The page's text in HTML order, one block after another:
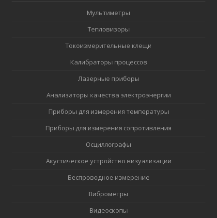
Мультиметры
Тепловизоры
Токоизмерительные клещи
Калибраторы процессов
Лазерные приборы
Анализаторы качества электроэнергии
Приборы для измерения температуры
Приборы для измерения сопротивления
Осциллографы
Акустическое устройство визуализации
Беспроводное измерение
Виброметры
Видеоскопы